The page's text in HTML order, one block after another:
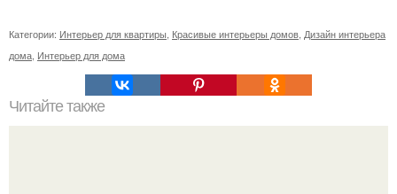
Категории: Интерьер для квартиры, Красивые интерьеры домов, Дизайн интерьера
дома, Интерьер для дома
Читайте также